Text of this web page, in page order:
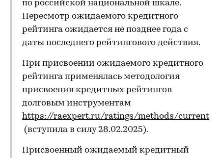
по российской национальной шкале.
Пересмотр ожидаемого кредитного
рейтинга ожидается не позднее года с
даты последнего рейтингового действия.
При присвоении ожидаемого кредитного
рейтинга применялась методология
присвоения кредитных рейтингов
долговым инструментам
https://raexpert.ru/ratings/methods/current
(вступила в силу 28.02.2025).
Присвоенный ожидаемый кредитный